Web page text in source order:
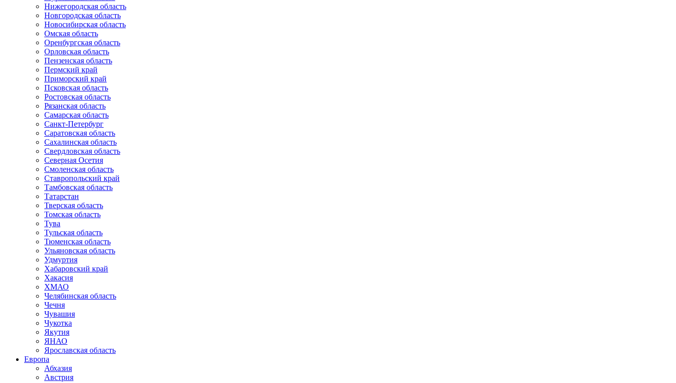
Нижегородская область
Новгородская область
Новосибирская область
Омская область
Оренбургская область
Орловская область
Пензенская область
Пермский край
Приморский край
Псковская область
Ростовская область
Рязанская область
Самарская область
Санкт-Петербург
Саратовская область
Сахалинская область
Свердловская область
Северная Осетия
Смоленская область
Ставропольский край
Тамбовская область
Татарстан
Тверская область
Томская область
Тува
Тульская область
Тюменская область
Ульяновская область
Удмуртия
Хабаровский край
Хакасия
ХМАО
Челябинская область
Чечня
Чувашия
Чукотка
Якутия
ЯНАО
Ярославская область
Европа
Абхазия
Австрия